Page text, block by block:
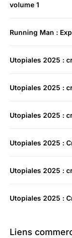
volume 1
Running Man :
Utopiales 2025 :
Utopiales 2025 :
Utopiales 2025 :
Utopiales 2025 :
Utopiales 2025 :
Utopiales 2025 :
Liens